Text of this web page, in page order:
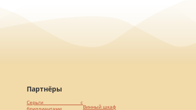
Партнёры
Серьги с
бриллиантами
Винный шкаф